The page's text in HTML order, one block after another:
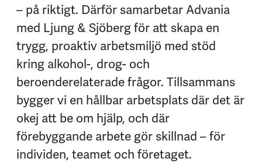
– på riktigt. Därför samarbetar Advania
med Ljung & Sjöberg för att skapa en
trygg, proaktiv arbetsmiljö med stöd
kring alkohol-, drog- och
beroenderelaterade frågor. Tillsammans
bygger vi en hållbar arbetsplats där det är
okej att be om hjälp, och där
förebyggande arbete gör skillnad – för
individen, teamet och företaget.